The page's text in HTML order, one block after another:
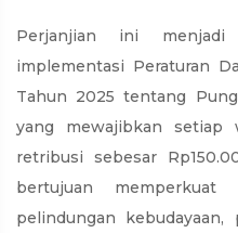
Perjanjian ini
implementasi Peraturan
Tahun 2025 tentang
yang mewajibkan setiap
retribusi sebesar
bertujuan memperkuat
pelindungan kebudayaan,